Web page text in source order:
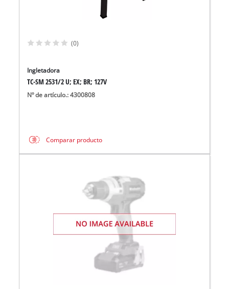
(0)
Ingletadora
TC-SM 2531/2 U; EX; BR; 127V
Nº de artículo.: 4300808
Comparar producto